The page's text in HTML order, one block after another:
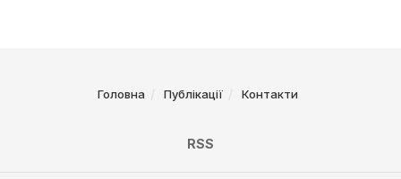
Головна Публікації Контакти
RSS